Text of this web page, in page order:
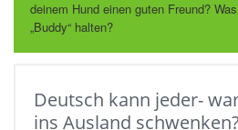
deinem Hund einen guten Freund?
„Buddy“ halten?
Deutsch kann jeder-
ins Ausland schwenken?